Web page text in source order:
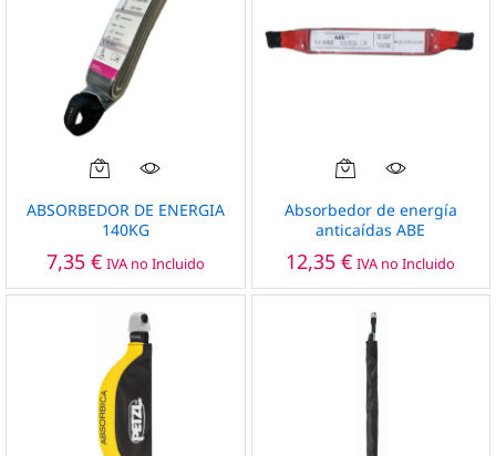
ABSORBEDOR DE ENERGIA
140KG
7,35 € IVA no Incluido
Absorbedor de energía
anticaídas ABE
12,35€ IVA no Incluido